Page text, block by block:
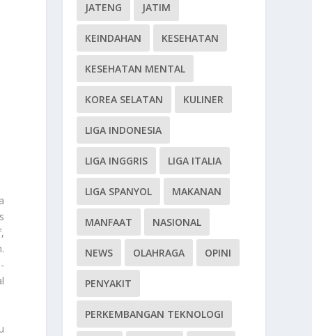
JATENG JATIM
KEINDAHAN KESEHATAN
KESEHATAN MENTAL
KOREA SELATAN KULINER
LIGA INDONESIA
LIGA INGGRIS LIGA ITALIA
LIGA SPANYOL MAKANAN
MANFAAT NASIONAL
NEWS OLAHRAGA OPINI
PENYAKIT
PERKEMBANGAN TEKNOLOGI